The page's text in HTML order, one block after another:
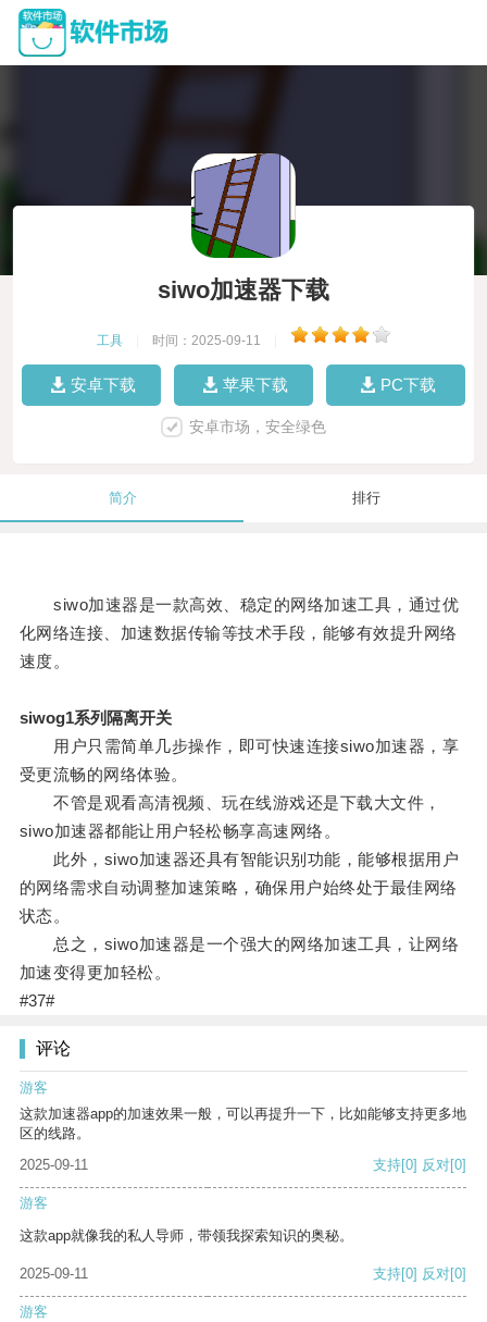
siwo加速器下载
工具 时间：2025-09-11
安卓下载 苹果下载 PC下载
安卓市场，安全绿色
简介 排行
siwo加速器是一款高效、稳定的网络加速工具，通过优
化网络连接、加速数据传输等技术手段，能够有效提升网络
速度。
siwog1系列隔离开关
用户只需简单几步操作，即可快速连接siwo加速器，享
受更流畅的网络体验。
不管是观看高清视频、玩在线游戏还是下载大文件，
siwo加速器都能让用户轻松畅享高速网络。
此外，siwo加速器还具有智能识别功能，能够根据用户
的网络需求自动调整加速策略，确保用户始终处于最佳网络
状态。
总之，siwo加速器是一个强大的网络加速工具，让网络
加速变得更加轻松。
#37#
评论
游客
这款加速器app的加速效果一般，可以再提升一下，比如能够支持更多地
区的线路。
2025-09-11
支持[0] 反对[0]
游客
这款app就像我的私人导师，带领我探索知识的奥秘。
2025-09-11 支持[0] 反对[0]
游客